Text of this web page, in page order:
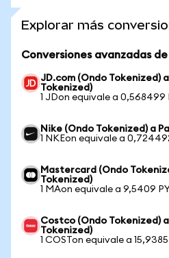
Explorar más
Conversiones avanzadas
JD.com (Ondo Tokenized)
Tokenized)
1 JDon equivale a 0,568499
Nike (Ondo Tokenized) a
1 NKEon equivale a
Mastercard (Ondo
Tokenized)
1 MAon equivale a 9,5409
Costco (Ondo Tokenized)
Tokenized)
1 COSTon equivale a